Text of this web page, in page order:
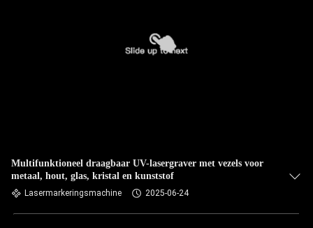
Multifunktioneel draagbaar UV-lasergraver met vezels voor
metaal, hout, glas, kristal en kunststof
Lasermarkeringsmachine 2025-06-24